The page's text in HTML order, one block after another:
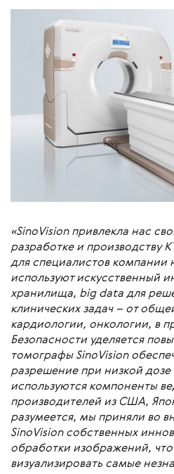
«SinoVision привлекла нас
разработке и производству
для специалистов компании
используют искусственный
хранилища, big data для
клинических задач – от
кардиологии, онкологии, в
Безопасности уделяется
томографы SinoVision
разрешение при низкой дозе
используются компоненты
производителей из США,
разумеется, мы приняли во
SinoVision собственных
обработки изображений, что
визуализировать самые